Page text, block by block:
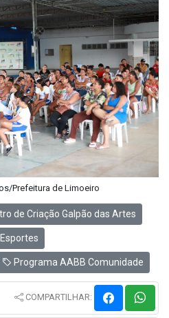
Prefeitura de Limoeiro
de Criação Galpão das Artes
Programa AABB Comunidade
COMPARTILHAR: